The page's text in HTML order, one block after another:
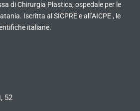
di Chirurgia Plastica, ospedale per le
Iscritta al SICPRE e all’AICPE , le
italiane.
52